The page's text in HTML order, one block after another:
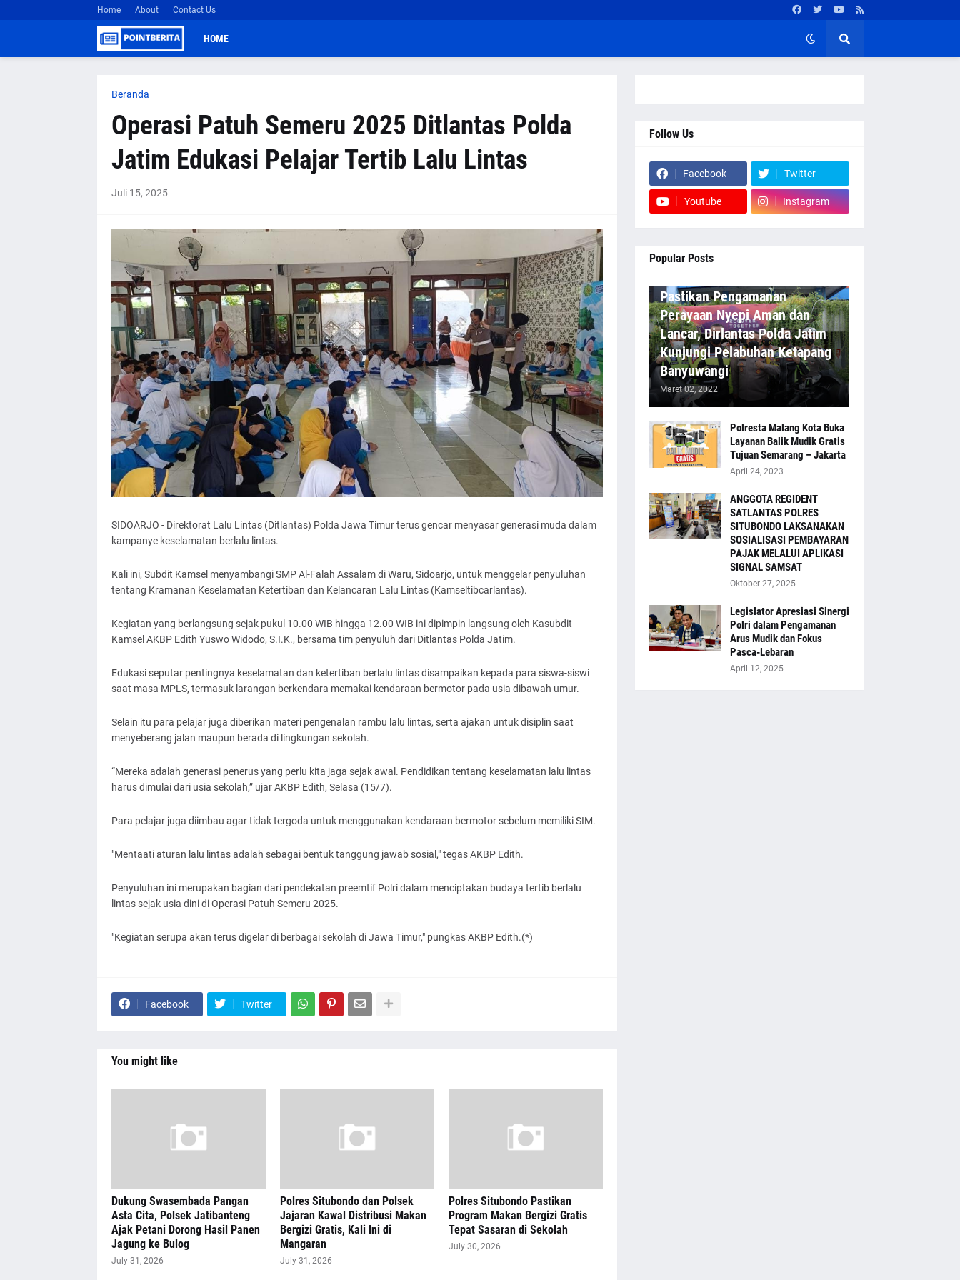
Home About Contact Us
HOME
Beranda
Operasi Patuh Semeru 2025 Ditlantas Polda
Jatim Edukasi Pelajar Tertib Lalu Lintas
Juli 15, 2025
SIDOARJO - Direktorat Lalu Lintas (Ditlantas) Polda Jawa Timur terus gencar menyasar generasi muda dalam
kampanye keselamatan berlalu lintas.
Kali ini, Subdit Kamsel menyambangi SMP Al-Falah Assalam di Waru, Sidoarjo, untuk menggelar penyuluhan
tentang Kramanan Keselamatan Ketertiban dan Kelancaran Lalu Lintas (Kamseltibcarlantas).
Kegiatan yang berlangsung sejak pukul 10.00 WIB hingga 12.00 WIB ini dipimpin langsung oleh Kasubdit
Kamsel AKBP Edith Yuswo Widodo, S.I.K., bersama tim penyuluh dari Ditlantas Polda Jatim.
Edukasi seputar pentingnya keselamatan dan ketertiban berlalu lintas disampaikan kepada para siswa-siswi
saat masa MPLS, termasuk larangan berkendara memakai kendaraan bermotor pada usia dibawah umur.
Selain itu para pelajar juga diberikan materi pengenalan rambu lalu lintas, serta ajakan untuk disiplin saat
menyeberang jalan maupun berada di lingkungan sekolah.
“Mereka adalah generasi penerus yang perlu kita jaga sejak awal. Pendidikan tentang keselamatan lalu lintas
harus dimulai dari usia sekolah,” ujar AKBP Edith, Selasa (15/7).
Para pelajar juga diimbau agar tidak tergoda untuk menggunakan kendaraan bermotor sebelum memiliki SIM.
"Mentaati aturan lalu lintas adalah sebagai bentuk tanggung jawab sosial," tegas AKBP Edith.
Penyuluhan ini merupakan bagian dari pendekatan preemtif Polri dalam menciptakan budaya tertib berlalu
lintas sejak usia dini di Operasi Patuh Semeru 2025.
"Kegiatan serupa akan terus digelar di berbagai sekolah di Jawa Timur," pungkas AKBP Edith.(*)
Facebook Twitter
You might like
Dukung Swasembada Pangan
Asta Cita, Polsek Jatibanteng
Ajak Petani Dorong Hasil Panen
Jagung ke Bulog
July 31, 2026
Polres Situbondo dan Polsek
Jajaran Kawal Distribusi Makan
Bergizi Gratis, Kali Ini di
Mangaran
July 31, 2026
Polres Situbondo Pastikan
Program Makan Bergizi Gratis
Tepat Sasaran di Sekolah
July 30, 2026
Follow Us
Facebook Twitter
Youtube Instagram
Popular Posts
Pastikan Pengamanan
Perayaan Nyepi Aman dan
Lancar, Dirlantas Polda Jatim
Kunjungi Pelabuhan Ketapang
Banyuwangi
Maret 02, 2022
Polresta Malang Kota Buka
Layanan Balik Mudik Gratis
Tujuan Semarang – Jakarta
April 24, 2023
ANGGOTA REGIDENT
SATLANTAS POLRES
SITUBONDO LAKSANAKAN
SOSIALISASI PEMBAYARAN
PAJAK MELALUI APLIKASI
SIGNAL SAMSAT
Oktober 27, 2025
Legislator Apresiasi Sinergi
Polri dalam Pengamanan
Arus Mudik dan Fokus
Pasca-Lebaran
April 12, 2025